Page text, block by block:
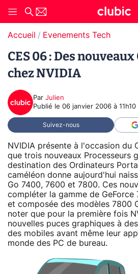
Accueil Evenements Tech
CES 06 : Des nouveaux
chez NVIDIA
Par Julien
Publié le 06 janvier 2006 à 11h10
Suivez-nous
NVIDIA présente à l'occasion du
que trois nouveaux Processeurs
destination des Ordinateurs
caméléon donne aujourd'hui
Go 7400, 7600 et 7800. Ces
compléter la gamme de GeForce
et composée des modèles 7800
noter que pour la première fois
nouvelles puces graphiques à
des mobiles avant même leur
monde des PC de bureau.